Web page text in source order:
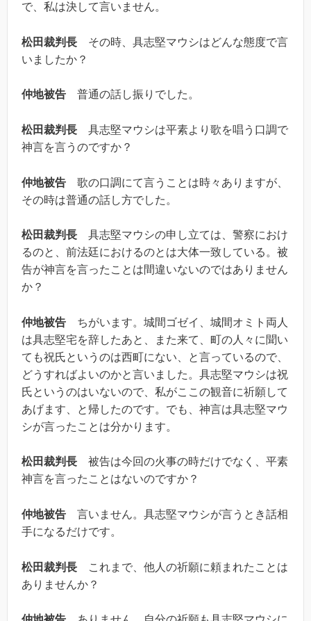
で、私は決して言いません。
松田裁判長 その時、具志堅マウシはどんな態度で言
いましたか？
仲地被告 普通の話し振りでした。
松田裁判長 具志堅マウシは平素より歌を唱う口調で
神言を言うのですか？
仲地被告 歌の口調にて言うことは時々ありますが、
その時は普通の話し方でした。
松田裁判長 具志堅マウシの申し立ては、警察におけ
るのと、前法廷におけるのとは大体一致している。被
告が神言を言ったことは間違いないのではありません
か？
仲地被告 ちがいます。城間ゴゼイ、城間オミト両人
は具志堅宅を辞したあと、また来て、町の人々に聞い
ても祝氏というのは西町にない、と言っているので、
どうすればよいのかと言いました。具志堅マウシは祝
氏というのはいないので、私がここの観音に祈願して
あげます、と帰したのです。でも、神言は具志堅マウ
シが言ったことは分かります。
松田裁判長 被告は今回の火事の時だけでなく、平素
神言を言ったことはないのですか？
仲地被告 言いません。具志堅マウシが言うとき話相
手になるだけです。
松田裁判長 これまで、他人の祈願に頼まれたことは
ありませんか？